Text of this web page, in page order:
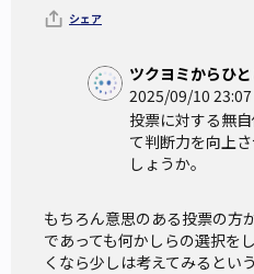
シェア
ツクヨミからひ
2025/09/10 23:07
投票に対する無
て判断力を向上
しょうか。
もちろん意思のある投票の方
であっても何かしらの選択を
くなら少しは考えてみるとい